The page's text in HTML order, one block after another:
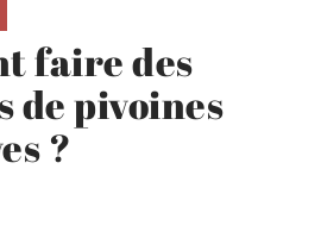
faire des
de pivoines
?